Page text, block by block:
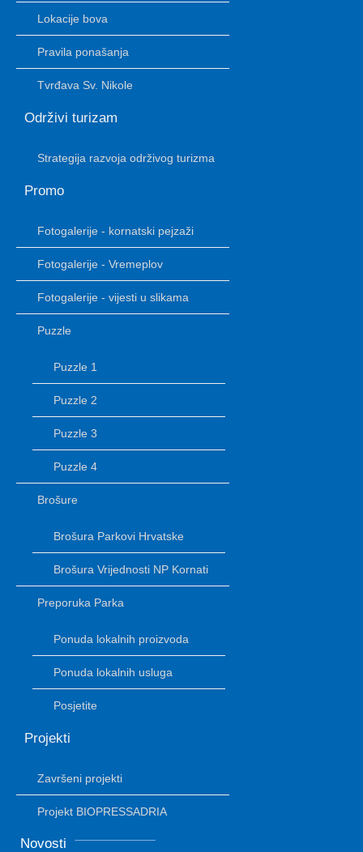
Lokacije bova
Pravila ponašanja
Tvrđava Sv. Nikole
Održivi turizam
Strategija razvoja održivog turizma
Promo
Fotogalerije - kornatski pejzaži
Fotogalerije - Vremeplov
Fotogalerije - vijesti u slikama
Puzzle
Puzzle 1
Puzzle 2
Puzzle 3
Puzzle 4
Brošure
Brošura Parkovi Hrvatske
Brošura Vrijednosti NP Kornati
Preporuka Parka
Ponuda lokalnih proizvoda
Ponuda lokalnih usluga
Posjetite
Projekti
Završeni projekti
Projekt BIOPRESSADRIA
Novosti